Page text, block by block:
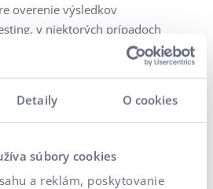
Detaily O cookies
súbory cookies
a reklám, poskytovanie
overenie výsledkov
v niektorých prípadoch
pôvodné a naše riešenie
a